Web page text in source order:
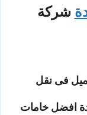
شركة
فى نقل
افضل خامات